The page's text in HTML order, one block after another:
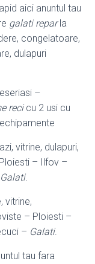
aici anuntul tau
galati reparla
congelatoare,
dulapuri
–
recicu 2 usi cu
vitrine, dulapuri,
– Ilfov –
Galati.
vitrine,
– Ploiesti –
– Galati.
tau fara